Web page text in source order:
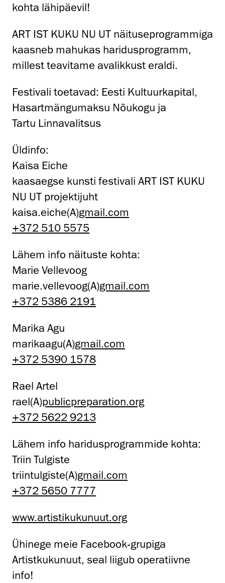
kohta lähipäevil!
ART IST KUKU NU UT näituseprogrammiga
kaasneb mahukas haridusprogramm,
millest teavitame avalikkust eraldi.
Festivali toetavad: Eesti Kultuurkapital,
Hasartmängumaksu Nõukogu ja
Tartu Linnavalitsus
Üldinfo:
Kaisa Eiche
kaasaegse kunsti festivali ART IST KUKU
NU UT projektijuht
kaisa.eiche(A)gmail.com
+372 510 5575
Lähem info näituste kohta:
Marie Vellevoog
marie.vellevoog(A)gmail.com
+372 5386 2191
Marika Agu
marikaagu(A)gmail.com
+372 5390 1578
Rael Artel
rael(A)publicpreparation.org
+372 5622 9213
Lähem info haridusprogrammide kohta:
Triin Tulgiste
triintulgiste(A)gmail.com
+372 5650 7777
www.artistikukunuut.org
Ühinege meie Facebook-grupiga
Artistkukunuut, seal liigub operatiivne
info!